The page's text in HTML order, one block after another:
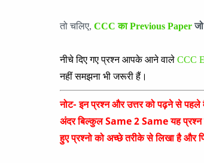
तो चलिए, CCC का Previous Paperजो
नीचे दिए गए प्रश्न आपके आने वाले CCC
नहीं समझना भी जरूरी हैं।
नोट- इन प्रश्न और उत्तर को पढ़ने से
अंदर बिल्कुल Same 2 Same यह प्रश्न
हुए प्रश्नो को अच्छे तरीके से लिखा है